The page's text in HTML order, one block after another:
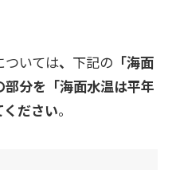
ついては、 下記の 「海面
分を「海面水温は平年
ださい。